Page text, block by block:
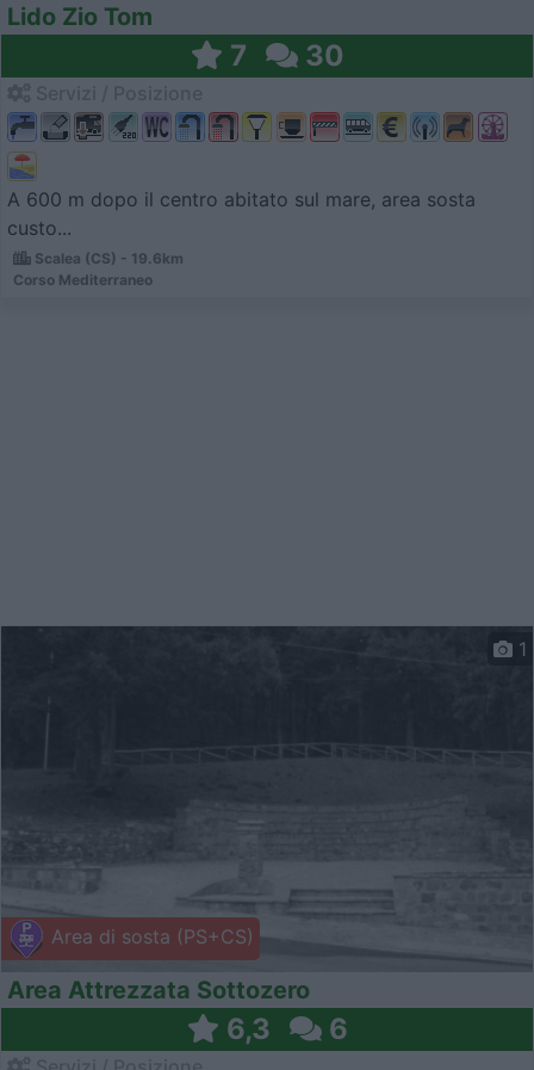
Lido Zio Tom
7 30
A 600 m dopo il centro abitato sul mare, area sosta
custo...
Scalea (CS) - 19.6km
Corso Mediterraneo
Area di sosta (PS+CS)
1
Area Attrezzata Sottozero
6,3 6